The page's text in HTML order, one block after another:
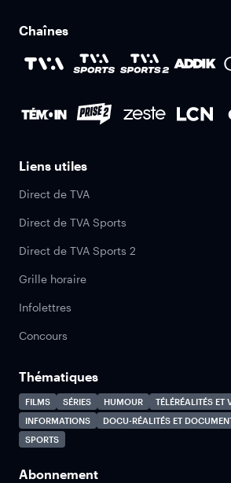
Chaînes
Liens utiles
Direct de TVA
Direct de TVA Sports
Direct de TVA Sports 2
Grille horaire
Infolettres
Concours
Thématiques
FILMS SÉRIES HUMOUR
TÉLÉRÉALITÉS ET
INFORMATIONS
DOCU-RÉALITÉS ET
SPORTS
Abonnement